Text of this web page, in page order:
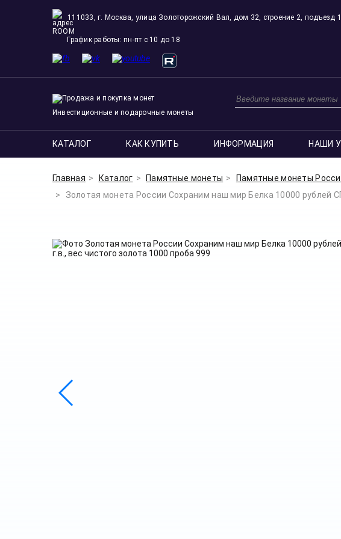
111033, г. Москва, улица Золоторожский Вал, дом 32, строение 2, подъезд
ROOM
График работы: пн-пт с 10 до 18
Инвестиционные и подарочные монеты
КАТАЛОГ КАК КУПИТЬ ИНФОРМАЦИЯ НАШИ
Главная Каталог Памятные монеты
Памятные монеты
Золотая монета России Сохраним наш мир Белка 10000 рублей